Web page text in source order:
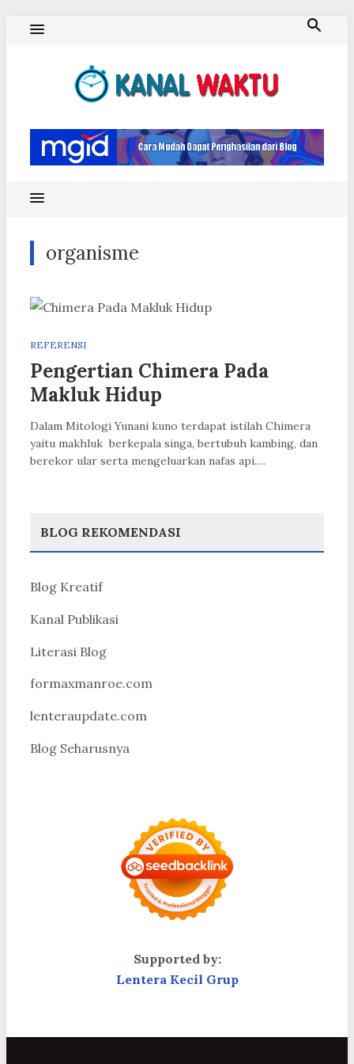
organisme
REFERENSI
Pengertian Chimera Pada
Makluk Hidup
Dalam Mitologi Yunani kuno terdapat istilah Chimera
yaitu makhluk berkepala singa, bertubuh kambing, dan
berekor ular serta mengeluarkan nafas api.…
BLOG REKOMENDASI
Blog Kreatif
Kanal Publikasi
Literasi Blog
formaxmanroe.com
lenteraupdate.com
Blog Seharusnya
Supported by:
Lentera Kecil Grup